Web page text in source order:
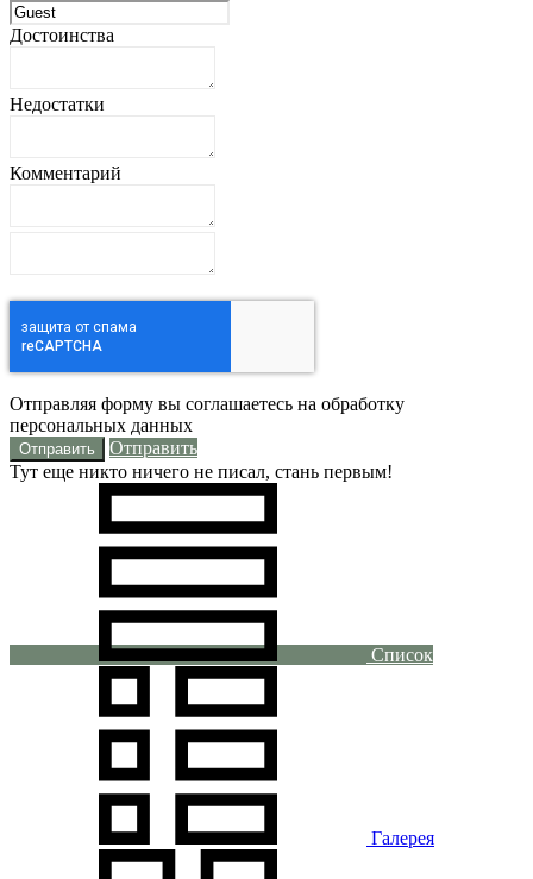
Достоинства
Недостатки
Комментарий
Отправляя форму вы соглашаетесь на обработку
персональных данных
Отправить
Тут еще никто ничего не писал, стань первым!
Список
Галерея